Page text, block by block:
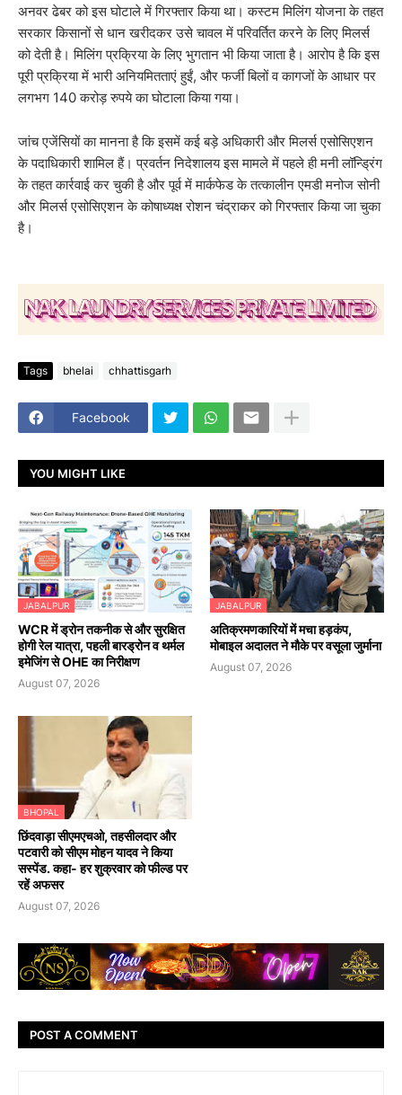
अनवर ढेबर को इस घोटाले में गिरफ्तार किया था। कस्टम मिलिंग योजना के तहत
सरकार किसानों से धान खरीदकर उसे चावल में परिवर्तित करने के लिए मिलर्स
को देती है। मिलिंग प्रक्रिया के लिए भुगतान भी किया जाता है। आरोप है कि इस
पूरी प्रक्रिया में भारी अनियमितताएं हुईं, और फर्जी बिलों व कागजों के आधार पर
लगभग 140 करोड़ रुपये का घोटाला किया गया।
जांच एजेंसियों का मानना है कि इसमें कई बड़े अधिकारी और मिलर्स एसोसिएशन
के पदाधिकारी शामिल हैं। प्रवर्तन निदेशालय इस मामले में पहले ही मनी लॉन्ड्रिंग
के तहत कार्रवाई कर चुकी है और पूर्व में मार्कफेड के तत्कालीन एमडी मनोज सोनी
और मिलर्स एसोसिएशन के कोषाध्यक्ष रोशन चंद्राकर को गिरफ्तार किया जा चुका
है।
Tags bhelai chhattisgarh
Facebook
YOU MIGHT LIKE
JABALPUR
WCR में ड्रोन तकनीक से और सुरक्षित
होगी रेल यात्रा, पहली बारड्रोन व थर्मल
इमेजिंग से OHE का निरीक्षण
August 07, 2026
JABALPUR
अतिक्रमणकारियों में मचा हड़कंप,
मोबाइल अदालत ने मौके पर वसूला जुर्माना
August 07, 2026
BHOPAL
छिंदवाड़ा सीएमएचओ, तहसीलदार और
पटवारी को सीएम मोहन यादव ने किया
सस्पेंड. कहा- हर शुक्रवार को फील्ड पर
रहें अफसर
August 07, 2026
POST A COMMENT